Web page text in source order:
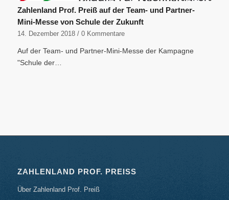
Zahlenland Prof. Preiß auf der Team- und Partner-
Mini-Messe von Schule der Zukunft
14. Dezember 2018 / 0 Kommentare
Auf der Team- und Partner-Mini-Messe der Kampagne
"Schule der…
ZAHLENLAND PROF. PREISS
Über Zahlenland Prof. Preiß